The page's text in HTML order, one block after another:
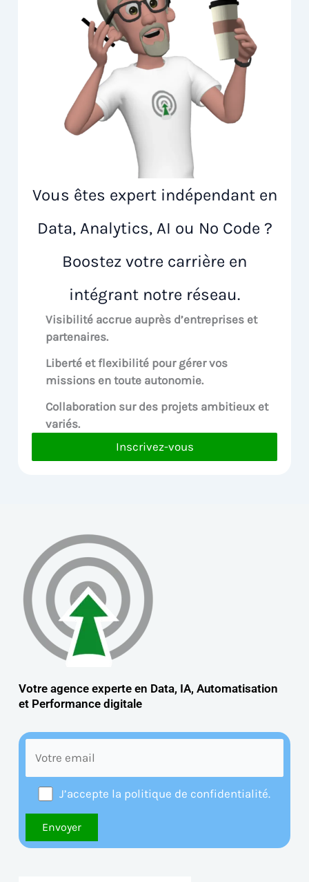
Vous êtes expert indépendant en
Data, Analytics, AI ou No Code ?
Boostez votre carrière en
intégrant notre réseau.
Visibilité accrue auprès d’entreprises et
partenaires.
Liberté et flexibilité pour gérer vos
missions en toute autonomie.
Collaboration sur des projets ambitieux et
variés.
Inscrivez-vous
Votre agence experte en Data, IA, Automatisation
et Performance digitale
J’accepte la politique de confidentialité.